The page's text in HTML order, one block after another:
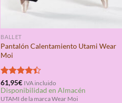
BALLET
Pantalón Calentamiento Utami Wear
Moi
Valorado
con4.33
de 5
61,95€ IVA incluido
Disponibilidad en Almacén
UTAMI de la marca Wear Moi